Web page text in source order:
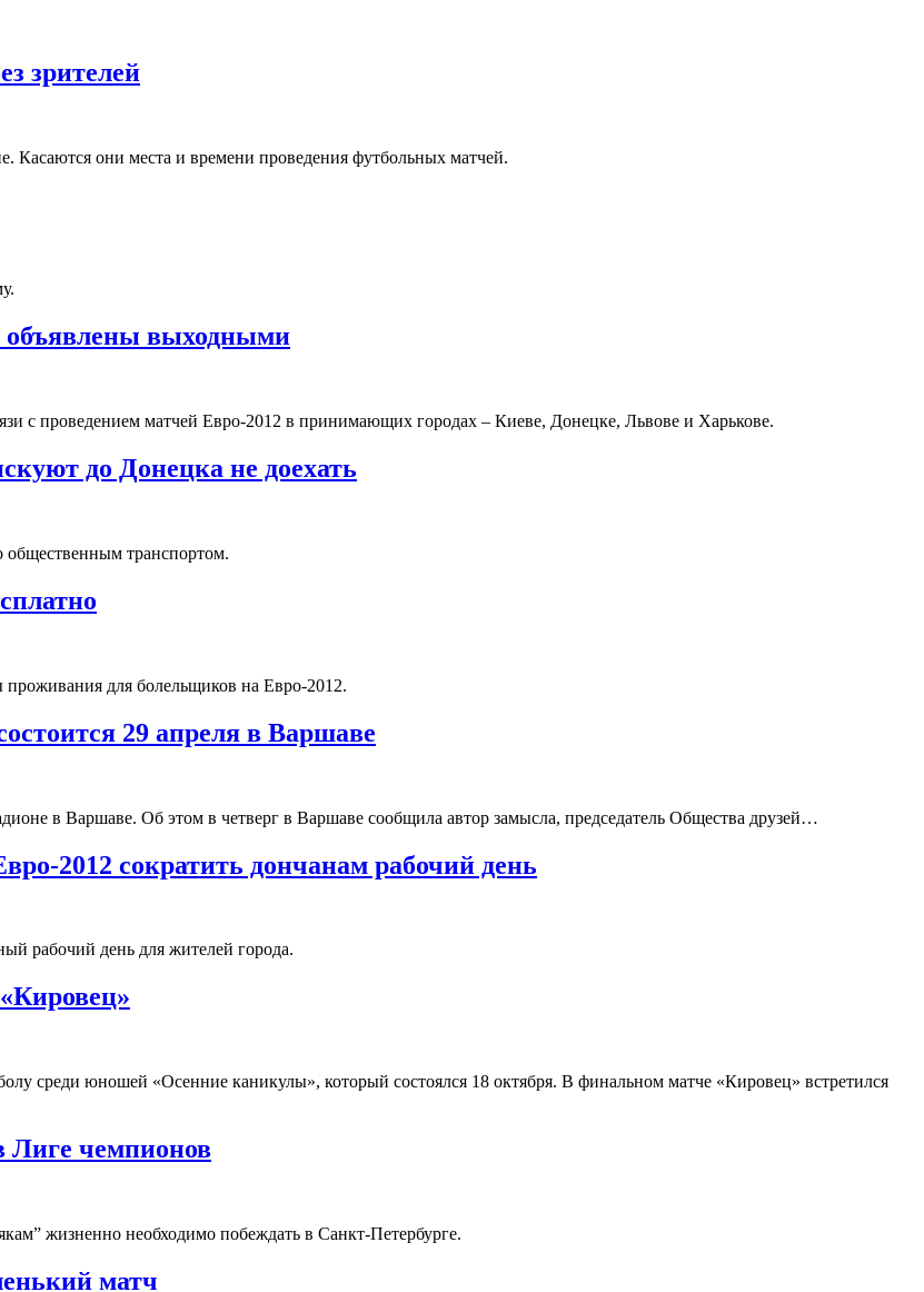
зрителей
они места и времени проведения футбольных матчей.
объявлены выходными
с проведением матчей Евро-2012 в принимающих городах – Киеве, Донецке, Львове и Харькове.
до Донецка не доехать
общественным транспортом.
для болельщиков на Евро-2012.
29 апреля в Варшаве
в Варшаве. Об этом в четверг в Варшаве сообщила автор замысла, председатель Общества друзей…
2012 сократить дончанам рабочий день
рабочий день для жителей города.
среди юношей «Осенние каникулы», который состоялся 18 октября. В финальном матче «Кировец» встретился
Лиге чемпионов
жизненно необходимо побеждать в Санкт-Петербурге.
матч